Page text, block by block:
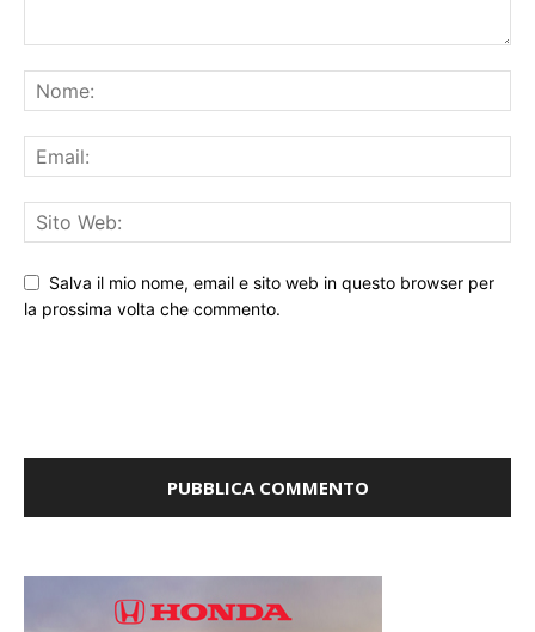
Salva il mio nome, email e sito web in questo browser per
la prossima volta che commento.